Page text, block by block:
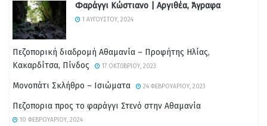
Φαράγγι Κώστιανο | Αργιθέα, Άγραφα
1 ΑΥΓΟΎΣΤΟΥ, 2024
Πεζοπορική διαδρομή Αθαμανία – Προφήτης Ηλίας,
Κακαρδίτσα, Πίνδος
17 ΟΚΤΩΒΡΊΟΥ, 2023
Μονοπάτι Σκλήθρο – Ισιώματα 24 ΦΕΒΡΟΥΑΡΊΟΥ, 2023
Πεζοπορια προς το φαράγγι Στενό στην Αθαμανία
10 ΦΕΒΡΟΥΑΡΊΟΥ, 2024